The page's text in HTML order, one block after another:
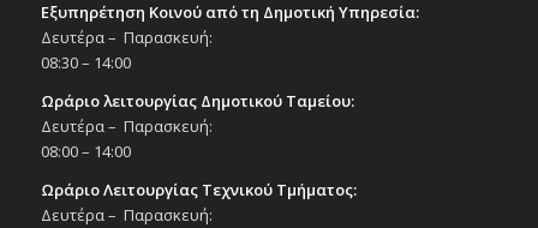
Εξυπηρέτηση Κοινού από τη Δημοτική Υπηρεσία:
Δευτέρα – Παρασκευή:
08:30 – 14:00
Ωράριο λειτουργίας Δημοτικού Ταμείου:
Δευτέρα – Παρασκευή:
08:00 – 14:00
Ωράριο Λειτουργίας Τεχνικού Τμήματος:
Δευτέρα – Παρασκευή: